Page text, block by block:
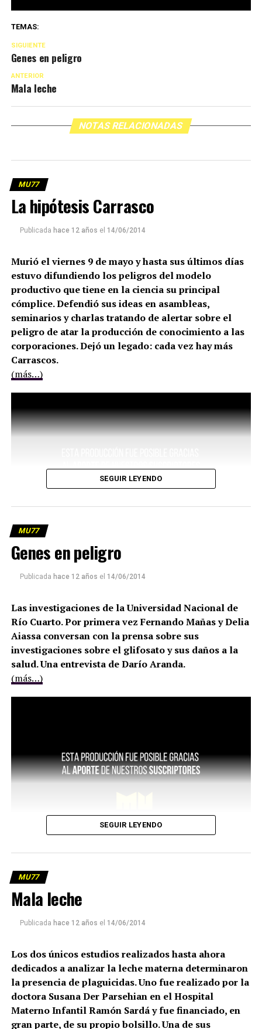
TEMAS:
SIGUIENTE
Genes en peligro
ANTERIOR
Mala leche
NOTAS RELACIONADAS
MU77
La hipótesis Carrasco
Publicada hace 12 años el 14/06/2014
Murió el viernes 9 de mayo y hasta sus últimos días
estuvo difundiendo los peligros del modelo
productivo que tiene en la ciencia su principal
cómplice. Defendió sus ideas en asambleas,
seminarios y charlas tratando de alertar sobre el
peligro de atar la producción de conocimiento a las
corporaciones. Dejó un legado: cada vez hay más
Carrascos.
(más…)
SEGUIR LEYENDO
MU77
Genes en peligro
Publicada hace 12 años el 14/06/2014
Las investigaciones de la Universidad Nacional de
Río Cuarto. Por primera vez Fernando Mañas y Delia
Aiassa conversan con la prensa sobre sus
investigaciones sobre el glifosato y sus daños a la
salud. Una entrevista de Darío Aranda.
(más…)
SEGUIR LEYENDO
MU77
Mala leche
Publicada hace 12 años el 14/06/2014
Los dos únicos estudios realizados hasta ahora
dedicados a analizar la leche materna determinaron
la presencia de plaguicidas. Uno fue realizado por la
doctora Susana Der Parsehian en el Hospital
Materno Infantil Ramón Sardá y fue financiado, en
gran parte, de su propio bolsillo. Una de sus